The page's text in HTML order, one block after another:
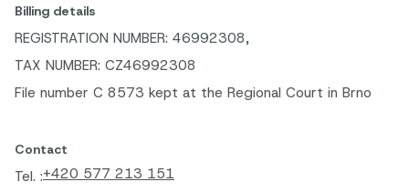
Billing details
REGISTRATION NUMBER: 46992308,
TAX NUMBER: CZ46992308
File number C 8573 kept at the Regional Court in Brno
Contact
Tel. :+420 577 213 151